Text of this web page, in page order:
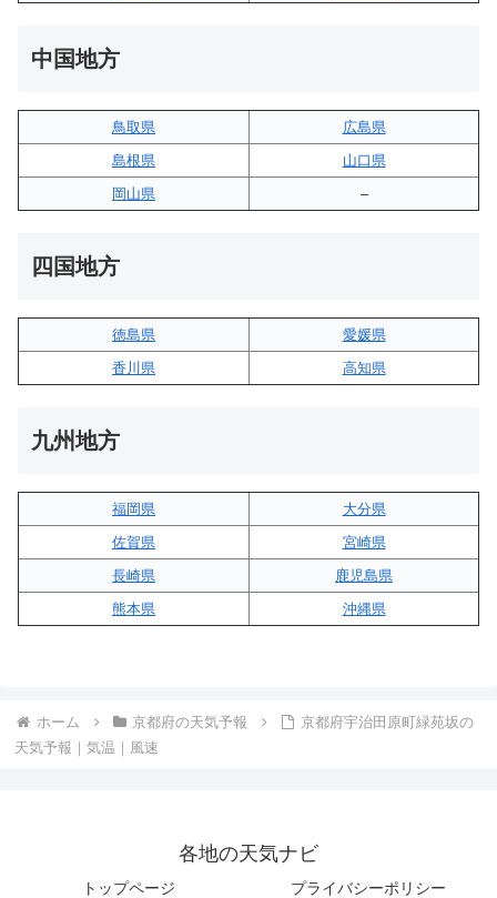
中国地方
鳥取県
広島県
島根県
山口県
岡山県
–
四国地方
徳島県
愛媛県
香川県
高知県
九州地方
福岡県
大分県
佐賀県
宮崎県
長崎県
鹿児島県
熊本県
沖縄県
ホーム 京都府の天気予報
京都府宇治田原町緑苑坂の
天気予報｜気温｜風速
各地の天気ナビ
トップページ プライバシーポリシー